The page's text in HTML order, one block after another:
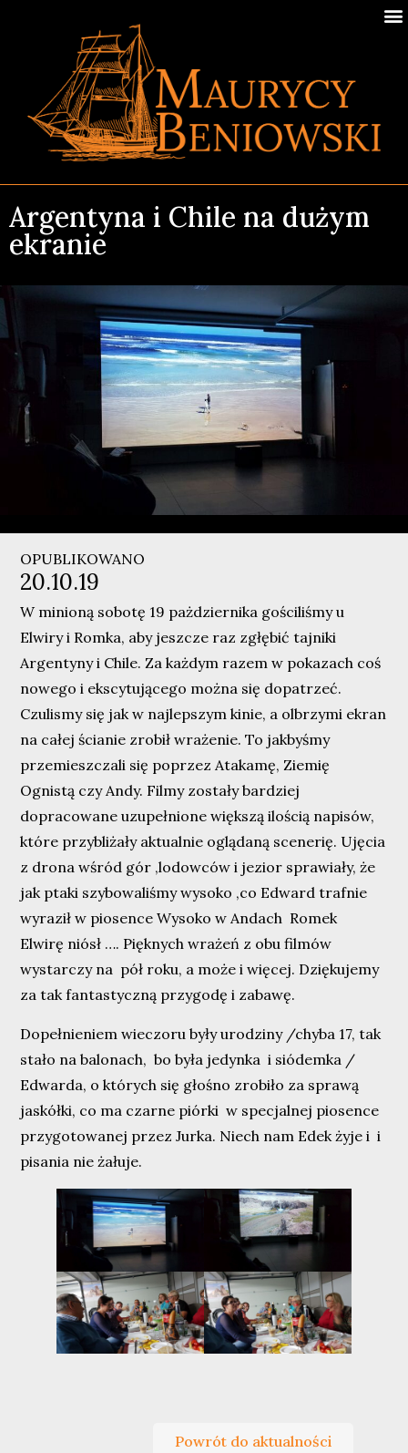
Argentyna i Chile na dużym
ekranie
OPUBLIKOWANO
20.10.19
W minioną sobotę 19 pażdziernika gościliśmy u
Elwiry i Romka, aby jeszcze raz zgłębić tajniki
Argentyny i Chile. Za każdym razem w pokazach coś
nowego i ekscytującego można się dopatrzeć.
Czulismy się jak w najlepszym kinie, a olbrzymi ekran
na całej ścianie zrobił wrażenie. To jakbyśmy
przemieszczali się poprzez Atakamę, Ziemię
Ognistą czy Andy. Filmy zostały bardziej
dopracowane uzupełnione większą ilością napisów,
które przybliżały aktualnie oglądaną scenerię. Ujęcia
z drona wśród gór ,lodowców i jezior sprawiały, że
jak ptaki szybowaliśmy wysoko ,co Edward trafnie
wyraził w piosence Wysoko w Andach Romek
Elwirę niósł …. Pięknych wrażeń z obu filmów
wystarczy na pół roku, a może i więcej. Dziękujemy
za tak fantastyczną przygodę i zabawę.
Dopełnieniem wieczoru były urodziny /chyba 17, tak
stało na balonach, bo była jedynka i siódemka /
Edwarda, o których się głośno zrobiło za sprawą
jaskółki, co ma czarne piórki w specjalnej piosence
przygotowanej przez Jurka. Niech nam Edek żyje i i
pisania nie żałuje.
Powrót do aktualności